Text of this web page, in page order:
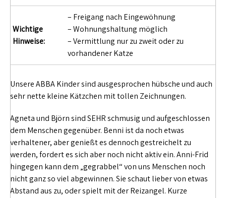
Wichtige
Hinweise:
– Freigang nach Eingewöhnung
– Wohnungshaltung möglich
– Vermittlung nur zu zweit oder zu
vorhandener Katze
Unsere ABBA Kinder sind ausgesprochen hübsche und auch
sehr nette kleine Kätzchen mit tollen Zeichnungen.
Agneta und Björn sind SEHR schmusig und aufgeschlossen
dem Menschen gegenüber. Benni ist da noch etwas
verhaltener, aber genießt es dennoch gestreichelt zu
werden, fordert es sich aber noch nicht aktiv ein. Anni-Frid
hingegen kann dem „gegrabbel“ von uns Menschen noch
nicht ganz so viel abgewinnen. Sie schaut lieber von etwas
Abstand aus zu, oder spielt mit der Reizangel. Kurze